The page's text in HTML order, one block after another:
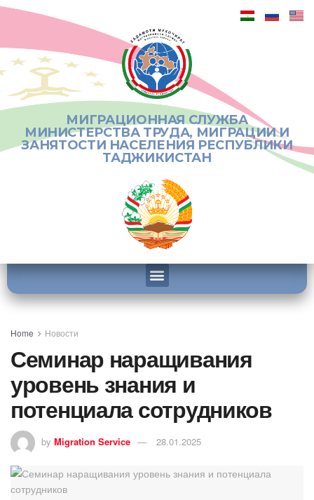
МИГРАЦИОННАЯ СЛУЖБА
МИНИСТЕРСТВА ТРУДА, МИГРАЦИИ И
ЗАНЯТОСТИ НАСЕЛЕНИЯ РЕСПУБЛИКИ
ТАДЖИКИСТАН
Home Новости
Семинар наращивания
уровень знания и
потенциала сотрудников
by Migration Service 28.01.2025